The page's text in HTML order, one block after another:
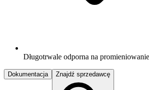
Długotrwale odporna na
Dokumentacja Znajdź sprzedawcę